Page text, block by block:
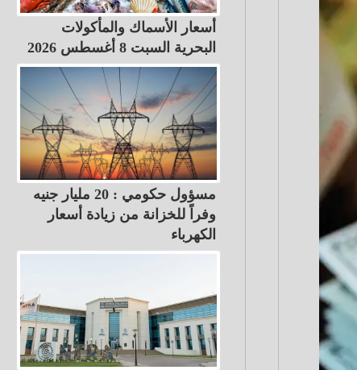
أسعار الأسماك والمأكولات
البحرية السبت 8 أغسطس 2026
مسؤول حكومي : 20 مليار جنيه
وفراً للخزانة من زيادة أسعار
الكهرباء